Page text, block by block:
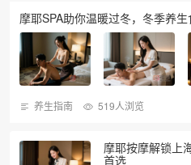
摩耶SPA助你温暖过冬，冬季养
养生指南 519人浏览
摩耶按摩解锁上
首选